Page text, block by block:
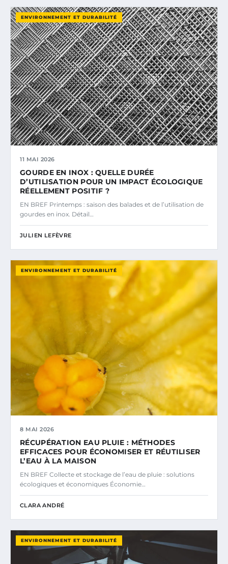
ENVIRONNEMENT ET DURABILITÉ
11 MAI 2026
GOURDE EN INOX : QUELLE DURÉE
D’UTILISATION POUR UN IMPACT ÉCOLOGIQUE
RÉELLEMENT POSITIF ?
EN BREF Printemps : saison des balades et de l’utilisation de
gourdes en inox. Détail…
JULIEN LEFÈVRE
ENVIRONNEMENT ET DURABILITÉ
8 MAI 2026
RÉCUPÉRATION EAU PLUIE : MÉTHODES
EFFICACES POUR ÉCONOMISER ET RÉUTILISER
L’EAU À LA MAISON
EN BREF Collecte et stockage de l’eau de pluie : solutions
écologiques et économiques Économie…
CLARA ANDRÉ
ENVIRONNEMENT ET DURABILITÉ